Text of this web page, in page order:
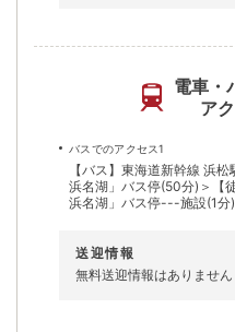
電車・
ア
バスでのアクセス1
【バス】東海道新幹線 浜
浜名湖」バス停(50分)＞【
浜名湖」バス停---施設(1分)
送迎情報
無料送迎情報はありません